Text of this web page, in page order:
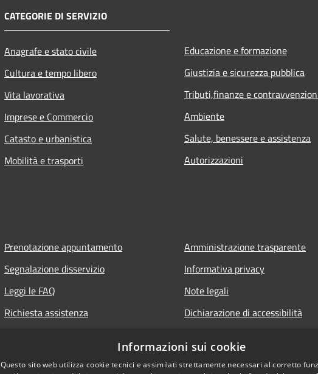
CATEGORIE DI SERVIZIO
Anagrafe e stato civile
Cultura e tempo libero
Vita lavorativa
Imprese e Commercio
Catasto e urbanistica
Mobilità e trasporti
Educazione e formazione
Giustizia e sicurezza pubblica
Tributi,finanze e
Ambiente
Salute, benessere e assistenza
Autorizzazioni
Prenotazione appuntamento
Segnalazione disservizio
Leggi le FAQ
Richiesta assistenza
Amministrazione trasparente
Informativa privacy
Note legali
Dichiarazione di accessibilità
Informazioni sui cookie
Questo sito web utilizza cookie tecnici e assimilati strettamente necessari al corretto